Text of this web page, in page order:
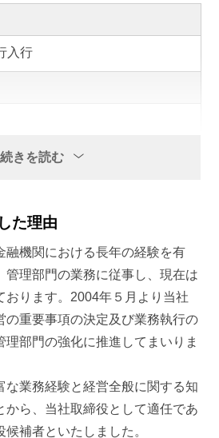
入行
任）
続きを読む
た理由
機関における長年の経験を有
管理部門の業務に従事し、現在は
おります。2004年５月より当社
の重要事項の決定及び業務執行の
理部門の強化に推進してまいりま
業務経験と経営全般に関する知
から、当社取締役として適任であ
補者といたしました。